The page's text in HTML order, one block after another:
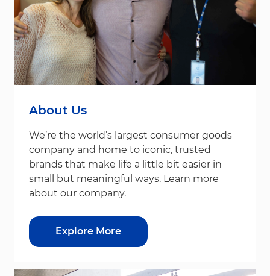
About Us
We’re the world’s largest consumer goods
company and home to iconic, trusted
brands that make life a little bit easier in
small but meaningful ways. Learn more
about our company.
Explore More